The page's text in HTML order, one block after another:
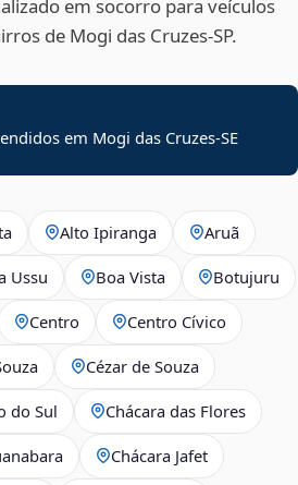
em socorro para veículos
de Mogi das Cruzes‑SP.
em Mogi das Cruzes-SE
Alto Ipiranga Aruã
Ussu Boa Vista Botujuru
Centro Centro Cívico
Cézar de Souza
do Sul Chácara das Flores
Chácara Jafet